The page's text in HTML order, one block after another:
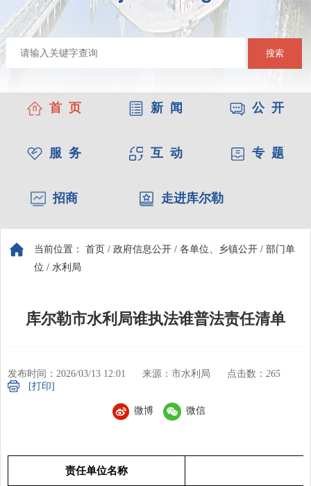
搜索
首 页 新 闻 公 开
服 务 互 动 专 题
招商 走进库尔勒
当前位置： 首页 / 政府信息公开 / 各单位、乡镇公开 / 部门单
位 / 水利局
库尔勒市水利局谁执法谁普法责任清单
发布时间：2026/03/13 12:01 来源：市水利局 点击数： 265
[打印]
微博 微信
责任单位名称